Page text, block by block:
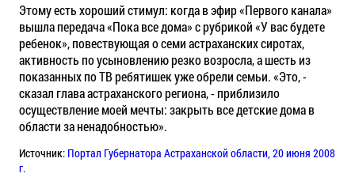
Этому есть хороший стимул: когда в эфир «Первого канала»
вышла передача «Пока все дома» с рубрикой «У вас будете
ребенок», повествующая о семи астраханских сиротах,
активность по усыновлению резко возросла, а шесть из
показанных по ТВ ребятишек уже обрели семьи. «Это, -
сказал глава астраханского региона, - приблизило
осуществление моей мечты: закрыть все детские дома в
области за ненадобностью».
Источник: Портал Губернатора Астраханской области, 20 июня 2008
г.